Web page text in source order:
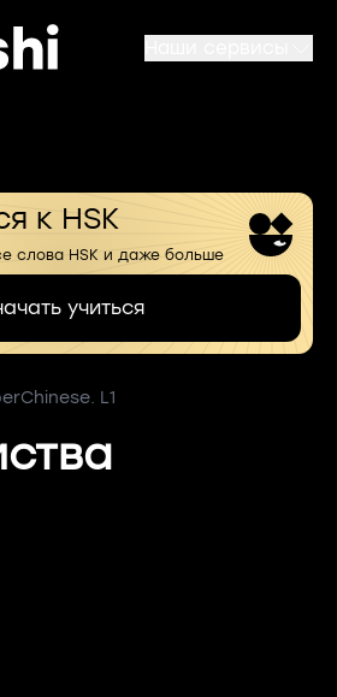
к HSK
слова HSK и даже больше
учиться
L1